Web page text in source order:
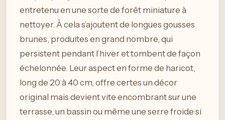
entretenu en une sorte de forêt miniature à
nettoyer. À cela s’ajoutent de longues gousses
brunes, produites en grand nombre, qui
persistent pendant l’hiver et tombent de façon
échelonnée. Leur aspect en forme de haricot,
long de 20 à 40 cm, offre certes un décor
original mais devient vite encombrant sur une
terrasse, un bassin ou même une serre froide si